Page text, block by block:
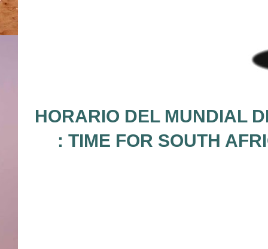
HORARIO DEL MUNDIAL
: TIME FOR SOUTH